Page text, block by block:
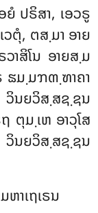
ປຣິສາ, ເອວຣູ
ຕຸໍ, ຕສ຺ມາ ອາຍ
ສິໂນ ອາຍສ຺ມ
ຘມ຺ມຠຓ຺ຑາຄາ
ຍວິສ຺ສຊ຺ຊນ
ຕຸມ຺ເຫ ອາວຸໂສ
ນຍວິສ຺ສຊ຺ຊນ
າເຖເຣນ